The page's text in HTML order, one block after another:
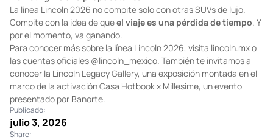
La línea Lincoln 2026 no compite solo con otras SUVs de lujo.
Compite con la idea de queel viaje es una pérdida de tiempo. Y
por el momento, va ganando.
Para conocer más sobre la línea Lincoln 2026, visita lincoln.mxo
las cuentas oficiales @lincoln_mexico. También te invitamos a
conocer la Lincoln Legacy Gallery, una exposición montada en el
marco de la activación Casa Hotbook x Millesime, un evento
presentado por Banorte.
Publicado:
julio 3, 2026
Share: